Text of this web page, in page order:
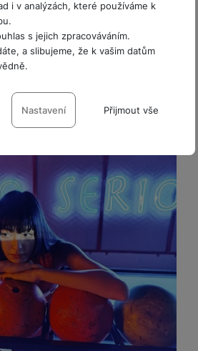
i v analýzách, které používáme k
s jejich zpracováváním.
a slibujeme, že k vašim datům
s kategoriemi
váš průchod nákupním košíkem,
další nezbytné funkce.
funkce
-
abyste nemuseli vše
se s námi mohli spojit např. pomocí
práci s naším webem dokážeme ještě
zapamatovat vaše nastavení, mohou
formulářů, umožní nám zobrazit
jak se na webu chováte, a mohli
Nastavení Přijmout vše